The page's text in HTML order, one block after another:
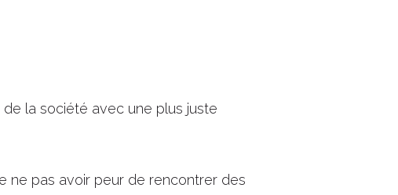
la société avec une plus juste
ne pas avoir peur de rencontrer des